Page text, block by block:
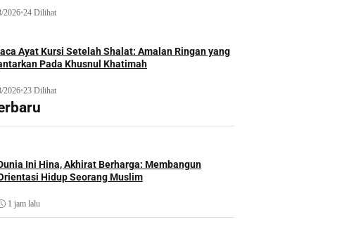
2026•24 Dilihat
Ayat Kursi Setelah Shalat: Amalan Ringan yang
Pada Khusnul Khatimah
2026•23 Dilihat
Ini Hina, Akhirat Berharga: Membangun
Hidup Seorang Muslim
1 jam lalu